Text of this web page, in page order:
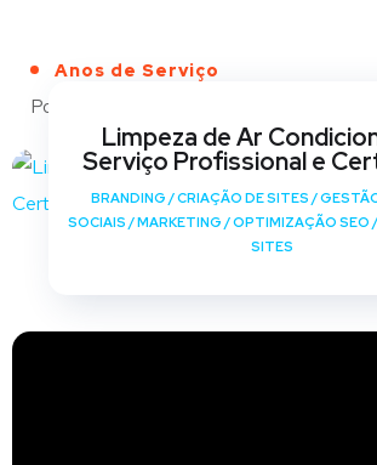
Anos de Serviço
Portfólio
Limpeza de Ar
Serviço Profissional e
BRANDING /CRIAÇÃO DE SITES /
SOCIAIS /MARKETING /OPTIMIZAÇÃO SEO /
SITES